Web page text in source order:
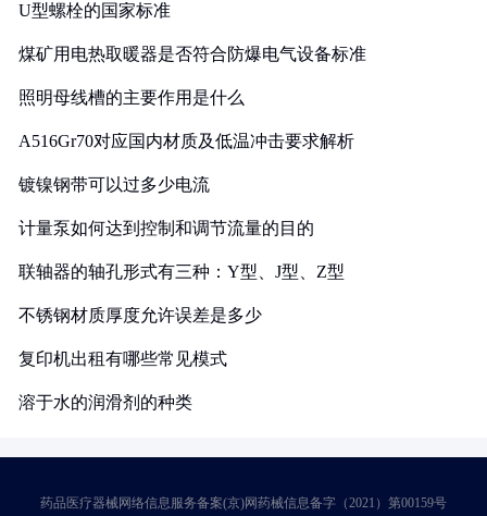
U型螺栓的国家标准
煤矿用电热取暖器是否符合防爆电气设备标准
照明母线槽的主要作用是什么
A516Gr70对应国内材质及低温冲击要求解析
镀镍钢带可以过多少电流
计量泵如何达到控制和调节流量的目的
联轴器的轴孔形式有三种：Y型、J型、Z型
不锈钢材质厚度允许误差是多少
复印机出租有哪些常见模式
溶于水的润滑剂的种类
药品医疗器械网络信息服务备案(京)网药械信息备字（2021）第00159号